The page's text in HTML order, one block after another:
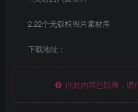
2.22个无版权图片素材库
下载地址：
此处内容已隐藏，请